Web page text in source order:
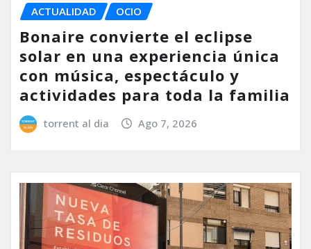
ACTUALIDAD OCIO
Bonaire convierte el eclipse
solar en una experiencia única
con música, espectáculo y
actividades para toda la familia
torrent al dia Ago 7, 2026